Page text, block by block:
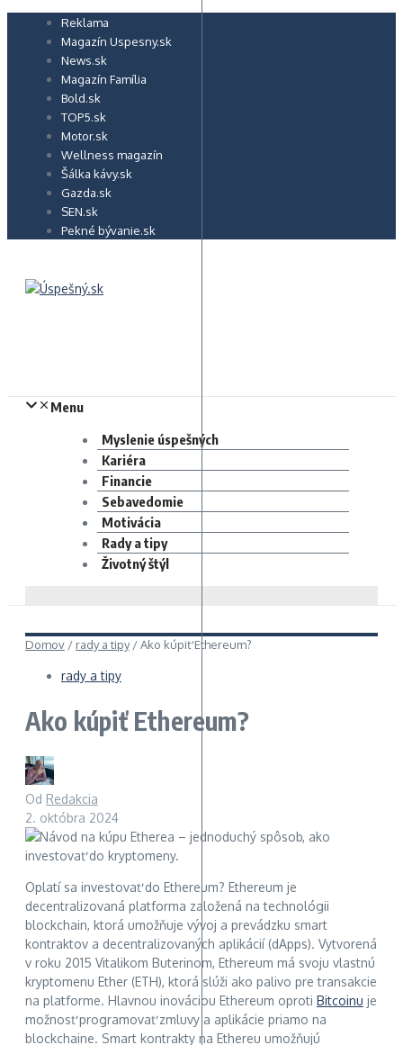
Preskočiť Reklama
Magazín Uspesny.sk
News.sk
Magazín Família
Bold.sk
TOP5.sk
Motor.sk
Wellness magazín
Šálka kávy.sk
Gazda.sk
SEN.sk
Pekné bývanie.sk
Menu
Myslenie úspešných
Kariéra
Financie
Sebavedomie
Motivácia
Rady a tipy
Životný štýl
Domov / rady a tipy/Ako kúpiť Ethereum?
rady a tipy
Ako kúpiť Ethereum?
Od Redakcia
2. októbra 2024
Oplatí sa investovať do Ethereum? Ethereum je
decentralizovaná platforma založená na technológii
blockchain, ktorá umožňuje vývoj a prevádzku smart
kontraktov a decentralizovaných aplikácií (dApps). Vytvorená
v roku 2015 Vitalikom Buterinom, Ethereum má svoju vlastnú
kryptomenu Ether (ETH), ktorá slúži ako palivo pre transakcie
na platforme. Hlavnou inováciou Ethereum oproti Bitcoinu je
možnosť programovať zmluvy a aplikácie priamo na
blockchaine. Smart kontrakty na Ethereu umožňujú